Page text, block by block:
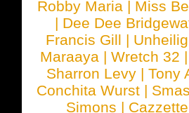
Robby Maria | Miss
| Dee Dee
Francis Gill | Unheilig
Maraaya | Wretch 32
Sharron Levy |Tony
Conchita Wurst |
Simons | Cazzette